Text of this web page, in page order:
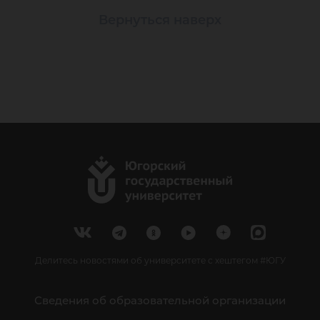
Делитесь новостями об университете с хештегом #ЮГУ
Сведения об образовательной организации